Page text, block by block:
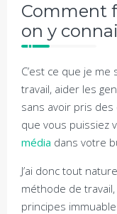
Comment
on y
C’est ce que je
travail, aider les
sans avoir pris
que vous puissiez
média dans votre
J’ai donc tout
méthode de
principes